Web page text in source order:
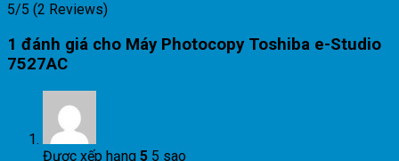
5/5 (2 Reviews)
1 đánh giá cho Máy Photocopy Toshiba e-Studio
7527AC
Được xếp hạng 5 5 sao